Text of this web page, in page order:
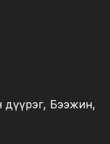
Бээжин,